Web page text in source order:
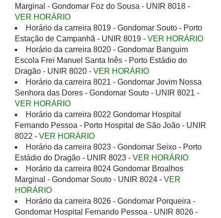
Marginal - Gondomar Foz do Sousa - UNIR 8018 -
VER HORÁRIO
Horário da carreira 8019 - Gondomar Souto - Porto
Estação de Campanhã - UNIR 8019 - VER HORÁRIO
Horário da carreira 8020 - Gondomar Banguim
Escola Frei Manuel Santa Inês - Porto Estádio do
Dragão - UNIR 8020 - VER HORÁRIO
Horário da carreira 8021 - Gondomar Jovim Nossa
Senhora das Dores - Gondomar Souto - UNIR 8021 -
VER HORÁRIO
Horário da carreira 8022 Gondomar Hospital
Fernando Pessoa - Porto Hospital de São João - UNIR
8022 - VER HORÁRIO
Horário da carreira 8023 - Gondomar Seixo - Porto
Estádio do Dragão - UNIR 8023 - VER HORÁRIO
Horário da carreira 8024 Gondomar Broalhos
Marginal - Gondomar Souto - UNIR 8024 - VER
HORÁRIO
Horário da carreira 8026 - Gondomar Porqueira -
Gondomar Hospital Fernando Pessoa - UNIR 8026 -